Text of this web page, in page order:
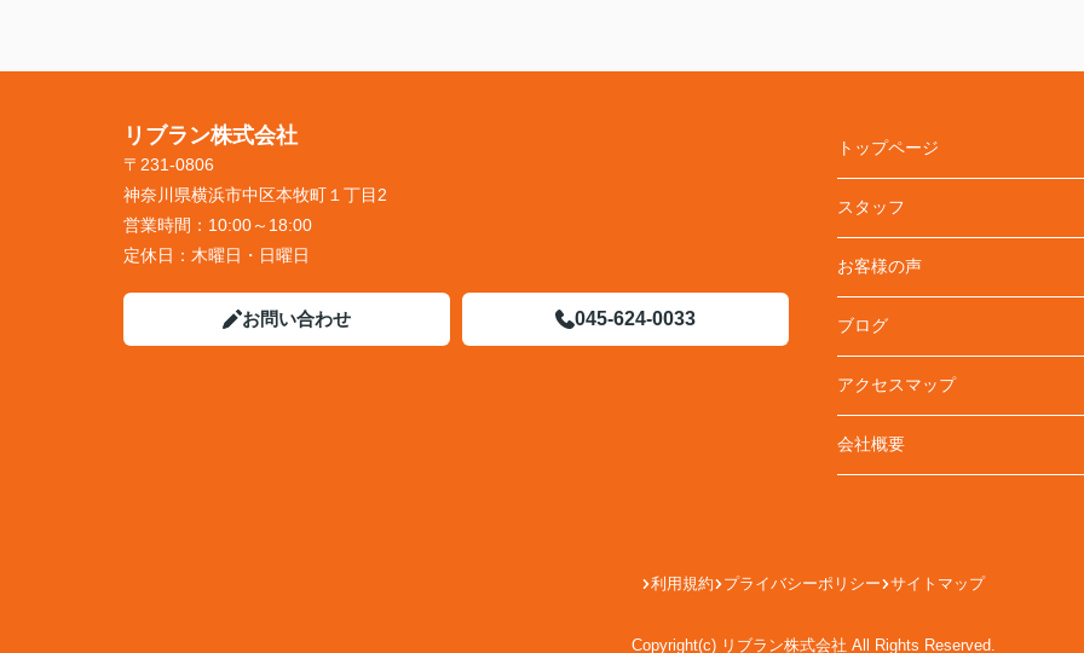
リブラン株式会社
〒231-0806
神奈川県横浜市中区本牧町１丁目2
営業時間： 10:00～18:00
定休日： 木曜日・日曜日
お問い合わせ 045-624-0033
トップページ
スタッフ
お客様の声
ブログ
アクセスマップ
会社概要
利用規約 プライバシーポリシー サイトマップ
Copyright(c) リブラン株式会社 All Rights Reserved.